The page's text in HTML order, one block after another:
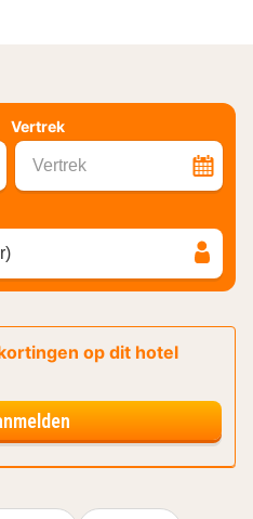
Vertrek
Vertrek
op dit hotel